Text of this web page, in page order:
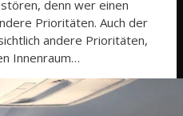
denn wer einen
Prioritäten. Auch der
andere Prioritäten,
Innenraum…